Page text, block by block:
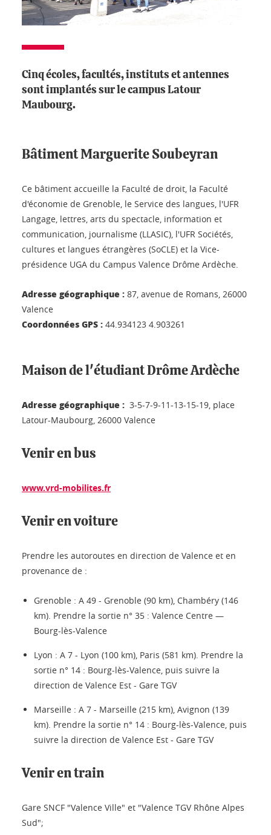
Cinq écoles, facultés, instituts et antennes
sont implantés sur le campus Latour
Maubourg.
Bâtiment Marguerite Soubeyran
Ce bâtiment accueille la Faculté de droit, la Faculté
d'économie de Grenoble, le Service des langues, l'UFR
Langage, lettres, arts du spectacle, information et
communication, journalisme (LLASIC), l'UFR Sociétés,
cultures et langues étrangères (SoCLE) et la Vice-
présidence UGA du Campus Valence Drôme Ardèche.
Adresse géographique : 87, avenue de Romans, 26000
Valence
Coordonnées GPS : 44.934123 4.903261
Maison de l'étudiant Drôme Ardèche
Adresse géographique : 3-5-7-9-11-13-15-19, place
Latour-Maubourg, 26000 Valence
Venir en bus
www.vrd-mobilites.fr
Venir en voiture
Prendre les autoroutes en direction de Valence et en
provenance de :
Grenoble : A 49 - Grenoble (90 km), Chambéry (146
km). Prendre la sortie n° 35 : Valence Centre —
Bourg-lès-Valence
Lyon : A 7 - Lyon (100 km), Paris (581 km). Prendre la
sortie n° 14 : Bourg-lès-Valence, puis suivre la
direction de Valence Est - Gare TGV
Marseille : A 7 - Marseille (215 km), Avignon (139
km). Prendre la sortie n° 14 : Bourg-lès-Valence, puis
suivre la direction de Valence Est - Gare TGV
Venir en train
Gare SNCF "Valence Ville" et "Valence TGV Rhône Alpes
Sud";